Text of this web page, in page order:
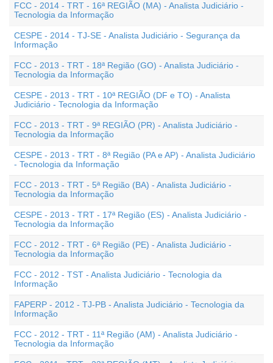
FCC - 2014 - TRT - 16ª REGIÃO (MA) - Analista Judiciário -
Tecnologia da Informação
CESPE - 2014 - TJ-SE - Analista Judiciário - Segurança da
Informação
FCC - 2013 - TRT - 18ª Região (GO) - Analista Judiciário -
Tecnologia da Informação
CESPE - 2013 - TRT - 10ª REGIÃO (DF e TO) - Analista
Judiciário - Tecnologia da Informação
FCC - 2013 - TRT - 9ª REGIÃO (PR) - Analista Judiciário -
Tecnologia da Informação
CESPE - 2013 - TRT - 8ª Região (PA e AP) - Analista Judiciário
- Tecnologia da Informação
FCC - 2013 - TRT - 5ª Região (BA) - Analista Judiciário -
Tecnologia da Informação
CESPE - 2013 - TRT - 17ª Região (ES) - Analista Judiciário -
Tecnologia da Informação
FCC - 2012 - TRT - 6ª Região (PE) - Analista Judiciário -
Tecnologia da Informação
FCC - 2012 - TST - Analista Judiciário - Tecnologia da
Informação
FAPERP - 2012 - TJ-PB - Analista Judiciário - Tecnologia da
Informação
FCC - 2012 - TRT - 11ª Região (AM) - Analista Judiciário -
Tecnologia da Informação